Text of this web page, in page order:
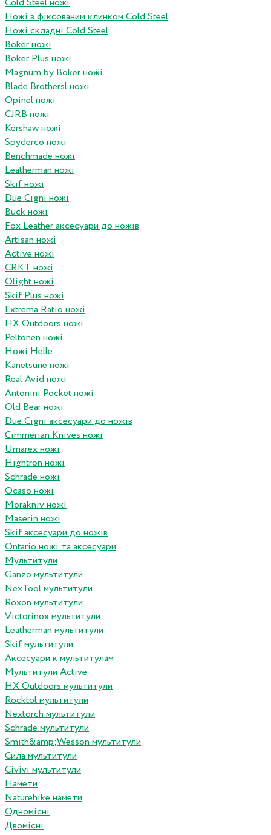
Cold Steel ножі
Ножі з фіксованим клинком Cold Steel
Ножі складні Cold Steel
Boker ножі
Boker Plus ножі
Magnum by Boker ножі
Blade Brothersl ножі
Opinel ножі
CJRB ножі
Kershaw ножі
Spyderco ножі
Benchmade ножі
Leatherman ножі
Skif ножі
Due Cigni ножі
Buck ножі
Fox Leather аксесуари до ножів
Artisan ножі
Active ножі
CRKT ножі
Olight ножі
Skif Plus ножі
Extrema Ratio ножі
HX Outdoors ножі
Peltonen ножі
Ножі Helle
Kanetsune ножі
Real Avid ножі
Antonini Pocket ножі
Old Bear ножі
Due Cigni аксесуари до ножів
Cimmerian Knives ножі
Umarex ножі
Hightron ножі
Schrade ножі
Ocaso ножі
Morakniv ножі
Maserin ножі
Skif аксесуари до ножів
Ontario ножі та аксесуари
Мультитули
Ganzo мультитули
NexTool мультитули
Roxon мультитули
Victorinox мультитули
Leatherman мультитули
Skif мультитули
Аксесуари к мультитулам
Мультитули Active
HX Outdoors мультитули
Rocktol мультитули
Nextorch мультитули
Schrade мультитули
Smith&amp;Wesson мультитули
Сила мультитули
Civivi мультитули
Намети
Naturehike намети
Одномісні
Двомісні